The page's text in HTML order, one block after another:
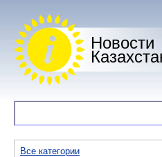
Новости
Все категории